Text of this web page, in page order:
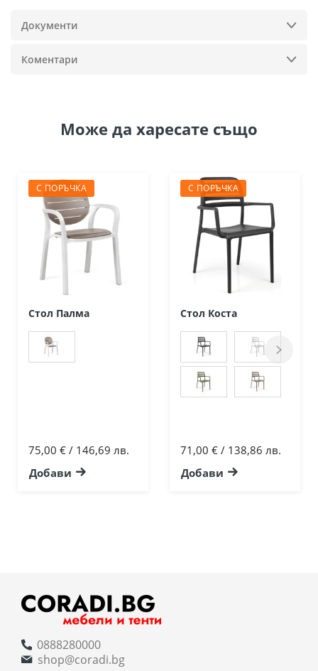
Документи
Коментари
Може да харесате също
С ПОРЪЧКА
Стол Палма
75,00 € / 146,69 лв.
Добави
С ПОРЪЧКА
Стол Коста
71,00 € / 138,86 лв.
Добави
0888280000
shop@coradi.bg